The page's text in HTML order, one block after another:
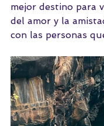
mejor destino para
del amor y la
con las personas